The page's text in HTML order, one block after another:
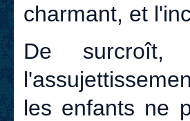
charmant, et
De
les enfants ne